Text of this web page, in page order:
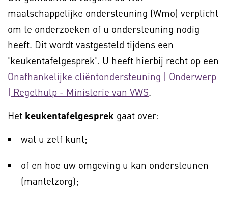
maatschappelijke ondersteuning (Wmo) verplicht
om te onderzoeken of u ondersteuning nodig
heeft. Dit wordt vastgesteld tijdens een
'keukentafelgesprek'. U heeft hierbij recht op een
Onafhankelijke cliëntondersteuning | Onderwerp
| Regelhulp - Ministerie van VWS.
Het keukentafelgesprek gaat over:
wat u zelf kunt;
of en hoe uw omgeving u kan ondersteunen
(mantelzorg);